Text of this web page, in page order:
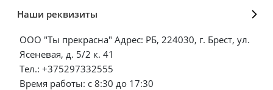
Наши реквизиты
ООО "Ты прекрасна" Адрес: РБ, 224030, г. Брест, ул.
Ясеневая, д. 5/2 к. 41
Тел.: +375297332555
Время работы: с 8:30 до 17:30